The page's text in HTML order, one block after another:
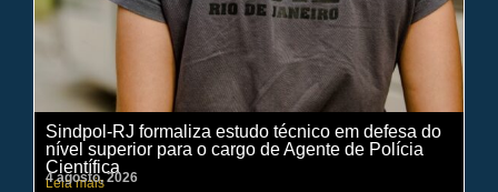
Sindpol-RJ formaliza estudo técnico em defesa do
nível superior para o cargo de Agente de Polícia
Científica
Leia mais
4 agosto, 2026